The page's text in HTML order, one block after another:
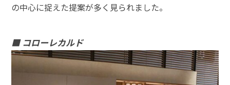
の中⼼に捉えた提案が多く⾒られました。
■ コローレカルド